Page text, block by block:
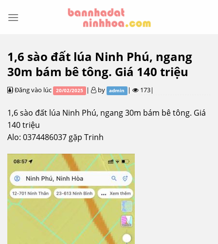
1,6 sào đất lúa Ninh Phú, ngang
30m bám bê tông. Giá 140 triệu
Đăng vào lúc 20/02/2025 | by admin | 173|
1,6 sào đất lúa Ninh Phú, ngang 30m bám bê tông. Giá
140 triệu
Alo: 0374486037 gặp Trinh